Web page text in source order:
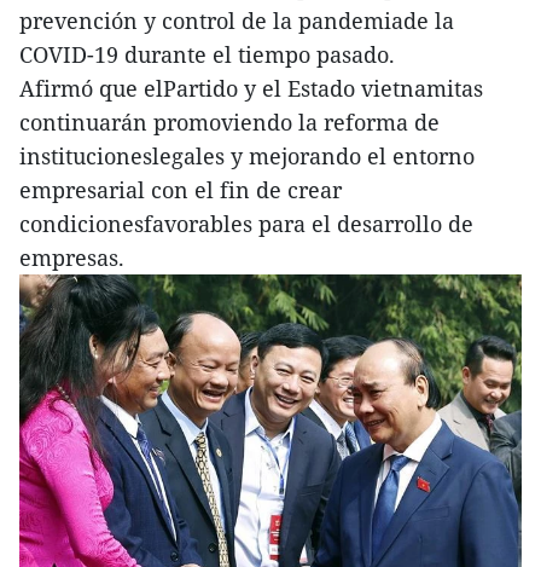
prevención y control de la pandemiade la
COVID-19 durante el tiempo pasado.
Afirmó que elPartido y el Estado vietnamitas
continuarán promoviendo la reforma de
institucioneslegales y mejorando el entorno
empresarial con el fin de crear
condicionesfavorables para el desarrollo de
empresas.